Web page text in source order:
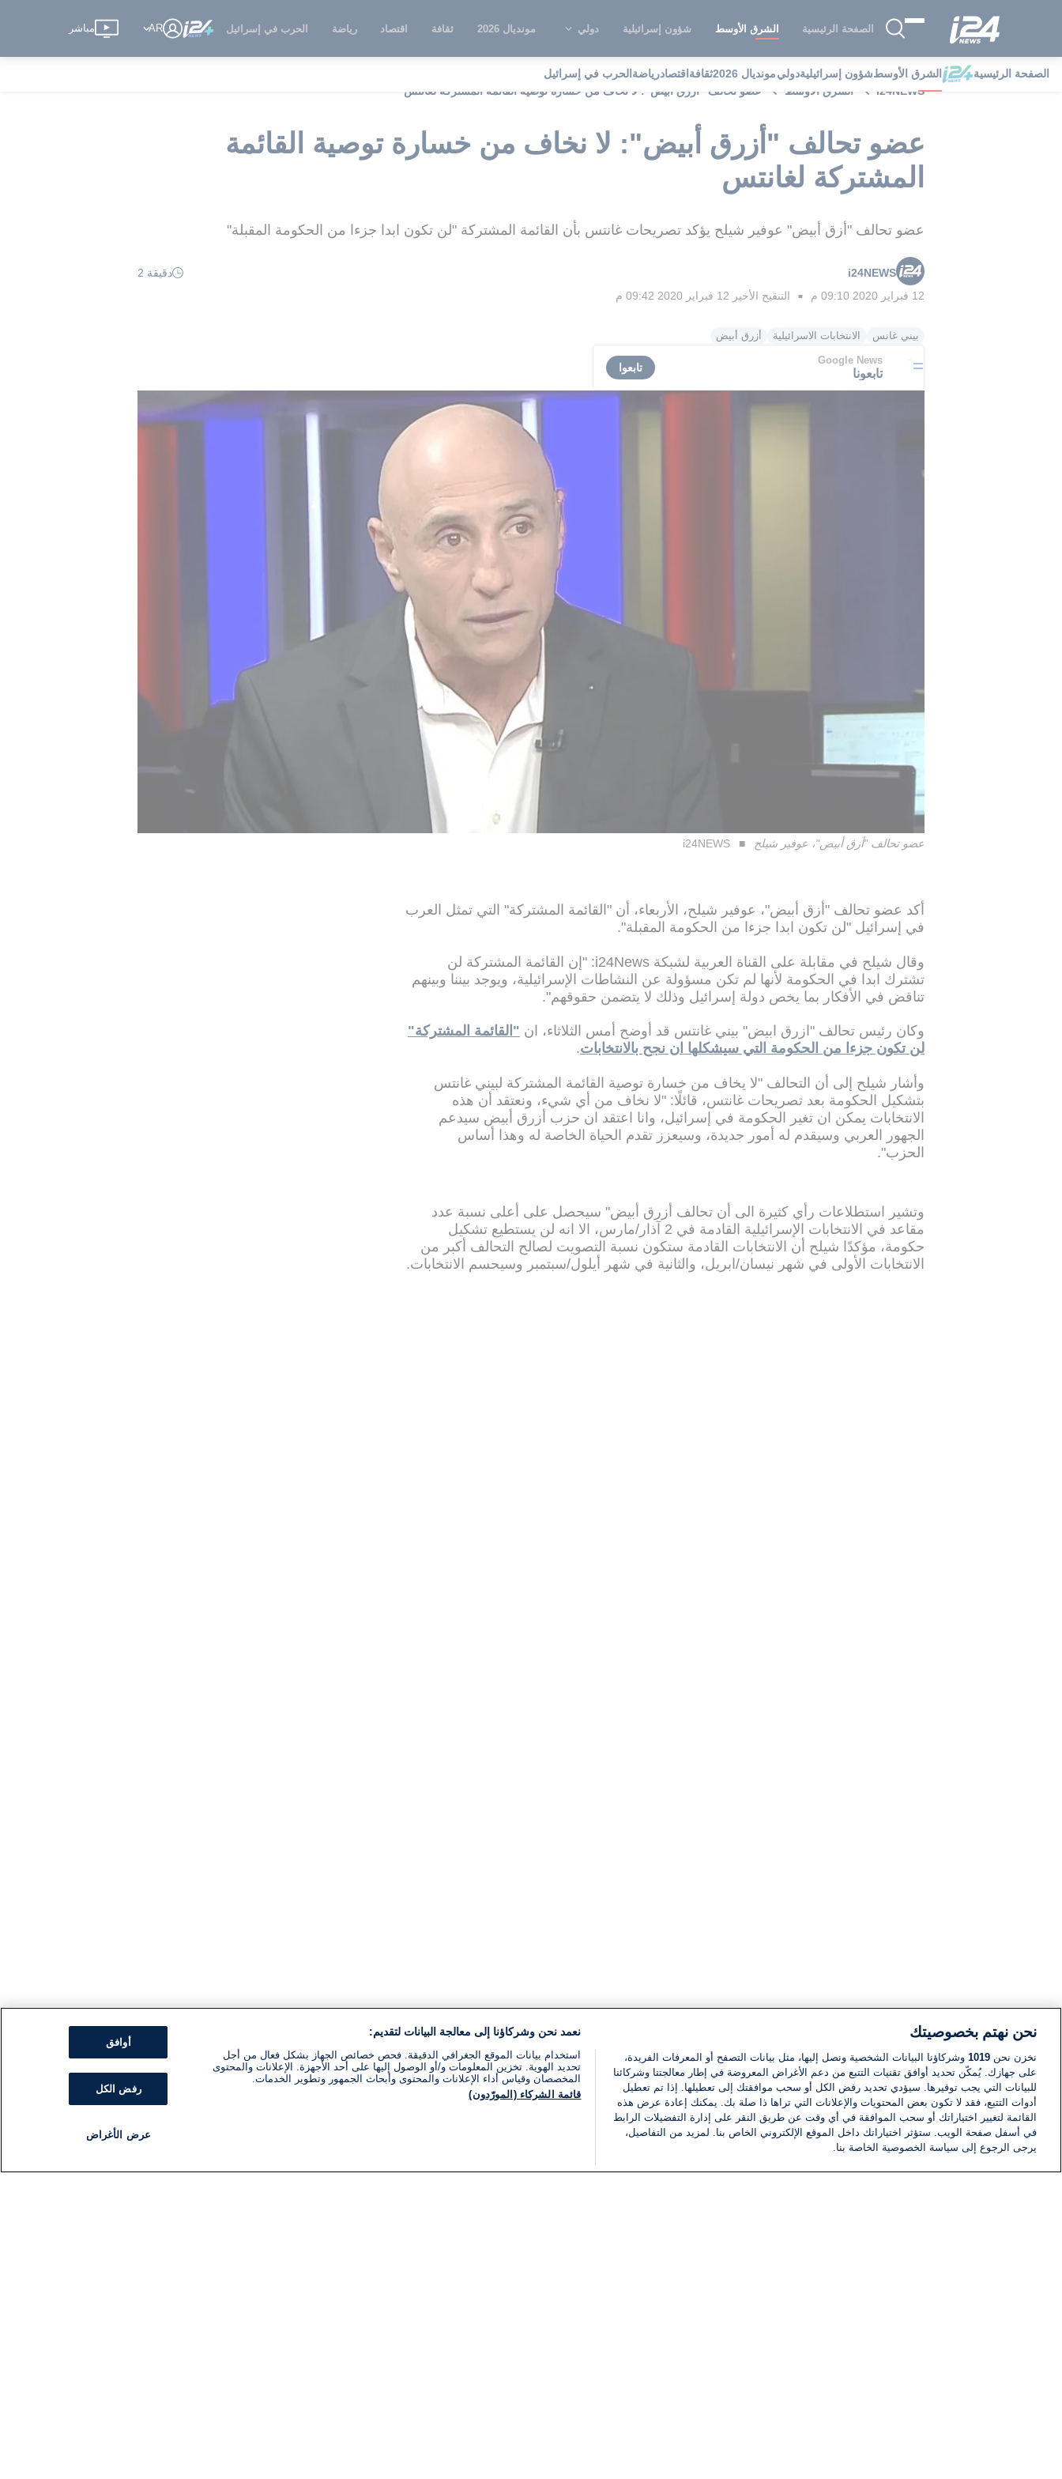
الصفحة الرئيسية الشرق الأوسط شؤون إسرائيلية دولي مونديال 2026 ثقافة اقتصاد رياضة الحرب في إسرائيل AR مباشر
الصفحة الرئيسية الشرق الأوسطشؤون إسرائيليةدوليمونديال 2026 ثقافة اقتصادرياضة الحرب في إسرائيل
i24NEWS
الشرق الأوسط عضو تحالف "أزرق أبيض": لا نخاف من خسارة توصية القائمة المشتركة لغانتس
عضو تحالف "أزرق أبيض": لا نخاف من خسارة توصية القائمة
المشتركة لغانتس
عضو تحالف "أزق أبيض" عوفير شيلح يؤكد تصريحات غانتس بأن القائمة المشتركة "لن تكون ابدا جزءا من الحكومة المقبلة"
i24NEWS
دقيقة 2
12 فبراير 2020 09:10 م
■ التنقيح الأخير 12 فبراير 2020 09:42 م
بيني غانس الانتخابات الاسرائيلية أزرق أبيض
Google News
تابعونا تابعوا
عضو تحالف "أزق أبيض"، عوفير شيلح i24NEWS
أكد عضو تحالف "أزق أبيض"، عوفير شيلح، الأربعاء، أن "القائمة المشتركة" التي تمثل العرب
في إسرائيل "لن تكون ابدا جزءا من الحكومة المقبلة".
وقال شيلح في مقابلة على القناة العربية لشبكة i24News: "إن القائمة المشتركة لن
تشترك ابدا في الحكومة لأنها لم تكن مسؤولة عن النشاطات الإسرائيلية، ويوجد بيننا وبينهم
تناقض في الأفكار بما يخص دولة إسرائيل وذلك لا يتضمن حقوقهم".
وكان رئيس تحالف "ازرق ابيض" بيني غانتس قد أوضح أمس الثلاثاء، ان "القائمة المشتركة"
لن تكون جزءا من الحكومة التي سيشكلها ان نجح بالانتخابات.
وأشار شيلح إلى أن التحالف "لا يخاف من خسارة توصية القائمة المشتركة لبيني غانتس
بتشكيل الحكومة بعد تصريحات غانتس، قائلًا: "لا نخاف من أي شيء، ونعتقد أن هذه
الانتخابات يمكن ان تغير الحكومة في إسرائيل، وانا اعتقد ان حزب أزرق أبيض سيدعم
الجهور العربي وسيقدم له أمور جديدة، وسيعزز تقدم الحياة الخاصة له وهذا أساس
الحزب".
وتشير استطلاعات رأي كثيرة الى أن تحالف أزرق أبيض" سيحصل على أعلى نسبة عدد
مقاعد في الانتخابات الإسرائيلية القادمة في 2 آذار/مارس، الا انه لن يستطيع تشكيل
حكومة، مؤكدًا شيلح أن الانتخابات القادمة ستكون نسبة التصويت لصالح التحالف أكبر من
الانتخابات الأولى في شهر نيسان/ابريل، والثانية في شهر أيلول/سبتمبر وسيحسم الانتخابات.
نحن نهتم بخصوصيتك
نخزن نحن 1019 وشركاؤنا البيانات الشخصية ونصل إليها، مثل بيانات التصفح أو المعرفات الفريدة،
على جهازك. يُمكّن تحديد أوافق تقنيات التتبع من دعم الأغراض المعروضة في إطار معالجتنا وشركائنا
للبيانات التي يجب توفيرها. سيؤدي تحديد رفض الكل أو سحب موافقتك إلى تعطيلها. إذا تم تعطيل
أدوات التتبع، فقد لا تكون بعض المحتويات والإعلانات التي تراها ذا صلة بك. يمكنك إعادة عرض هذه
القائمة لتغيير اختياراتك أو سحب الموافقة في أي وقت عن طريق النقر على إدارة التفضيلات الرابط
في أسفل صفحة الويب. ستؤثر اختياراتك داخل الموقع الإلكتروني الخاص بنا. لمزيد من التفاصيل،
يرجى الرجوع إلى سياسة الخصوصية الخاصة بنا.
نعمد نحن وشركاؤنا إلى معالجة البيانات لتقديم:
استخدام بيانات الموقع الجغرافي الدقيقة. فحص خصائص الجهاز بشكل فعال من أجل
تحديد الهوية. تخزين المعلومات و/أو الوصول إليها على أحد الأجهزة. الإعلانات والمحتوى
المخصصان وقياس أداء الإعلانات والمحتوى وأبحاث الجمهور وتطوير الخدمات.
قائمة الشركاء (المورّدون)
أوافق
رفض الكل
عرض الأغراض